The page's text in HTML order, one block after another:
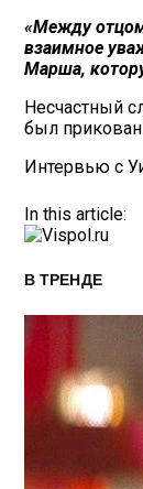
«Между
взаимное
Марша,
Несчастный
был
Интервью с
In this article:
В ТРЕНДЕ